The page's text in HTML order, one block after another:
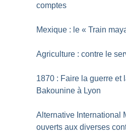
comptes
Mexique : le « Train
Agriculture : contre le
1870 : Faire la guerre et
Bakounine à Lyon
Alternative International
ouverts aux diverses